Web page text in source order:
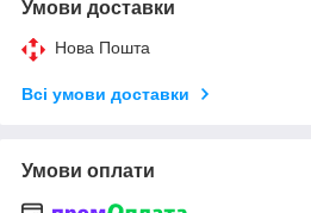
Умови доставки
Нова Пошта
Всі умови доставки
Умови оплати